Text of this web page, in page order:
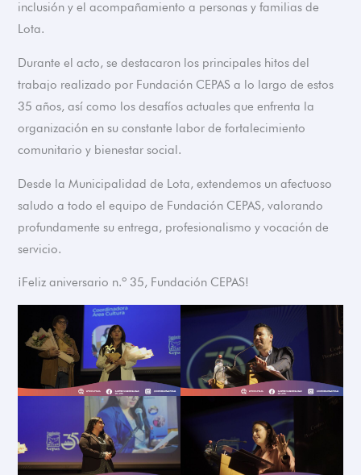
inclusión y el acompañamiento a personas y familias de
Lota.
Durante el acto, se destacaron los principales hitos del
trabajo realizado por Fundación CEPAS a lo largo de estos
35 años, así como los desafíos actuales que enfrenta la
organización en su constante labor de fortalecimiento
comunitario y bienestar social.
Desde la Municipalidad de Lota, extendemos un afectuoso
saludo a todo el equipo de Fundación CEPAS, valorando
profundamente su entrega, profesionalismo y vocación de
servicio.
¡Feliz aniversario n.º 35, Fundación CEPAS!